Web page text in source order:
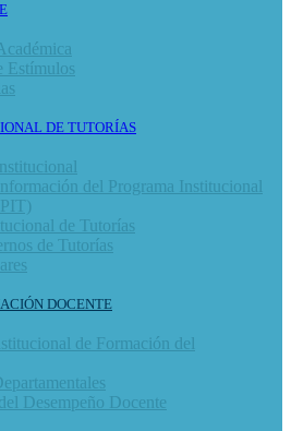
Estímulos
DE TUTORÍAS
del Programa Institucional
de Tutorías
de Tutorías
DOCENTE
de Formación del
Desempeño Docente